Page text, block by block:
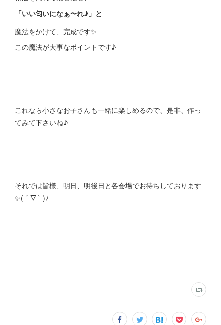
「いい匂いになぁ〜れ♪」と
魔法をかけて、完成です✨
この魔法が大事なポイントです♪
これなら小さなお子さんも一緒に楽しめるので、是非、作っ
てみて下さいね♪
それでは皆様、明日、明後日と各会場でお待ちしております
✨( ´ ▽ ` )ﾉ